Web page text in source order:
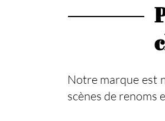
Notre marque est
scènes de renoms